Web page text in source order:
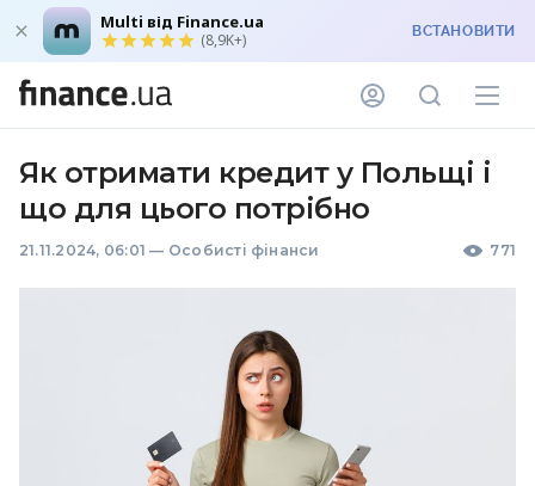
Multi від Finance.ua
(8,9K+) ВСТАНОВИТИ
Як отримати кредит у Польщі і
що для цього потрібно
21.11.2024, 06:01 — Особисті фінанси 771